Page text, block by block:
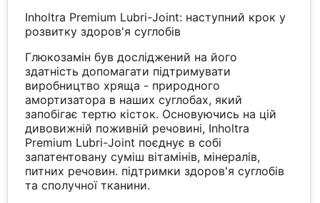
Inholtra Premium Lubri-Joint: наступний крок у
розвитку здоров'я суглобів
Глюкозамін був досліджений на його
здатність допомагати підтримувати
виробництво хряща - природного
амортизатора в наших суглобах, який
запобігає тертю кісток. Основуючись на цій
дивовижній поживній речовині, Inholtra
Premium Lubri-Joint поєднує в собі
запатентовану суміш вітамінів, мінералів,
питних речовин. підтримки здоров'я суглобів
та сполучної тканини.